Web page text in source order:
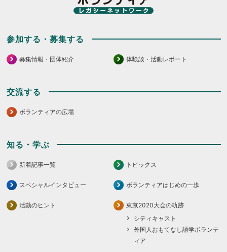
参加する・募集する
募集情報・団体紹介 体験談・活動レポート
交流する
ボランティアの広場
知る・学ぶ
新着記事一覧 トピックス
スペシャルインタビュー ボランティアはじめの一歩
活動のヒント
東京2020大会の軌跡
シティキャスト
外国人おもてなし語学ボランテ
ィア